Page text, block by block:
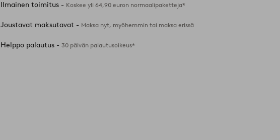
Ilmainen toimitus - Koskee yli 64,90 euron normaalipaketteja*
Joustavat maksutavat - Maksa nyt, myöhemmin tai maksa erissä
Helppo palautus -30 päivän palautusoikeus*